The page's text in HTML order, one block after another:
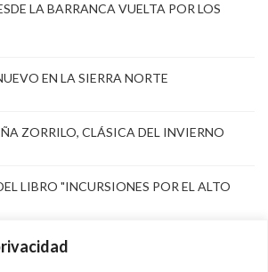
LA BARRANCA VUELTA POR LOS
EN LA SIERRA NORTE
ZORRILO, CLÁSICA DEL INVIERNO
LIBRO "INCURSIONES POR EL ALTO